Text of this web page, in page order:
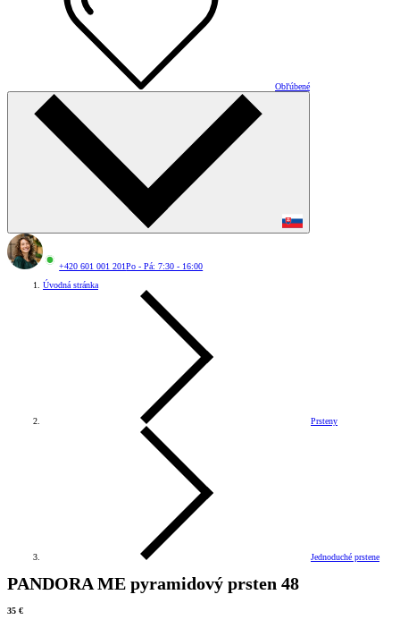
Obľúbené
+420 601 001 201Po - Pá: 7:30 - 16:00
Úvodná stránka
Prsteny
Jednoduché prstene
PANDORA ME pyramidový prsten 48
35 €